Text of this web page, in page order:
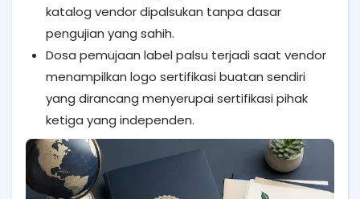
katalog vendor dipalsukan tanpa dasar
pengujian yang sahih.
Dosa pemujaan label palsu terjadi saat vendor
menampilkan logo sertifikasi buatan sendiri
yang dirancang menyerupai sertifikasi pihak
ketiga yang independen.